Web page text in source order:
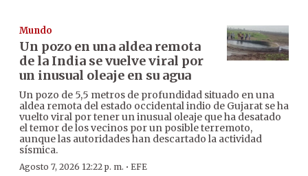
Mundo
Un pozo en una aldea remota
de la India se vuelve viral por
un inusual oleaje en su agua
Un pozo de 5,5 metros de profundidad situado en una
aldea remota del estado occidental indio de Gujarat se ha
vuelto viral por tener un inusual oleaje que ha desatado
el temor de los vecinos por un posible terremoto,
aunque las autoridades han descartado la actividad
sísmica.
Agosto 7, 2026 12:22 p. m. · EFE